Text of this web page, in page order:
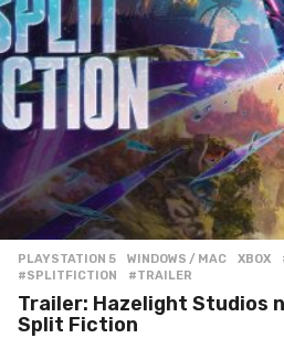
PLAYSTATION 5 ,WINDOWS / MAC ,XBOX
#SPLITFICTION
,#TRAILER
Trailer: Hazelight Studios
Split Fiction